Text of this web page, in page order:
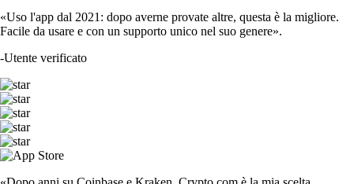
«Uso l'app dal 2021: dopo averne provate altre, questa è la migliore.
Facile da usare e con un supporto unico nel suo genere».
-Utente verificato